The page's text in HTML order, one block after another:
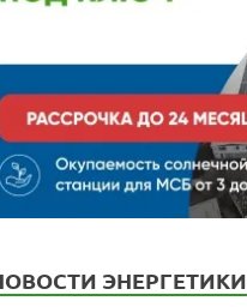
ЭНЕРГЕТИКИ